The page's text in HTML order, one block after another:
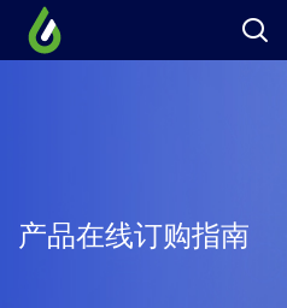
产品在线订购指南